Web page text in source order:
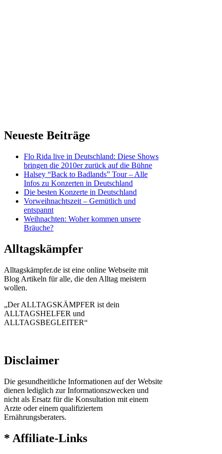
Neueste Beiträge
Flo Rida live in Deutschland: Diese Shows
bringen die 2010er zurück auf die Bühne
Halsey “Back to Badlands” Tour – Alle
Infos zu Konzerten in Deutschland
Die besten Konzerte in Deutschland
Vorweihnachtszeit – Gemütlich und
entspannt
Weihnachten: Woher kommen unsere
Bräuche?
Alltagskämpfer
Alltagskämpfer.de ist eine online Webseite mit
Blog Artikeln für alle, die den Alltag meistern
wollen.
„Der ALLTAGSKÄMPFER ist dein
ALLTAGSHELFER und
ALLTAGSBEGLEITER“
Disclaimer
Die gesundheitliche Informationen auf der Website
dienen lediglich zur Informationszwecken und
nicht als Ersatz für die Konsultation mit einem
Arzte oder einem qualifiziertem
Ernährungsberaters.
* Affiliate-Links